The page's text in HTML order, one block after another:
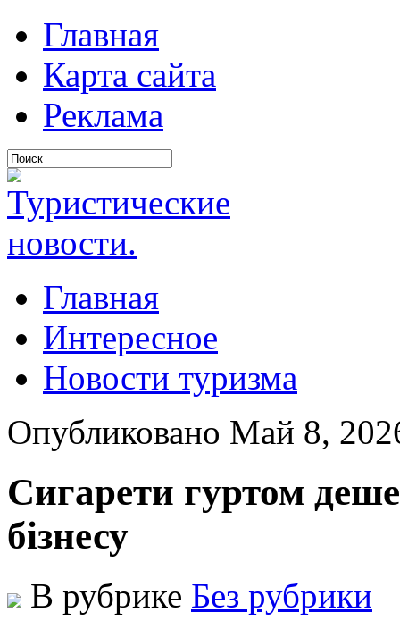
Главная
Карта сайта
Реклама
Главная
Интересное
Новости туризма
Опубликовано Май 8,
Сигарети гуртом
бізнесу
В рубрике Без рубрики